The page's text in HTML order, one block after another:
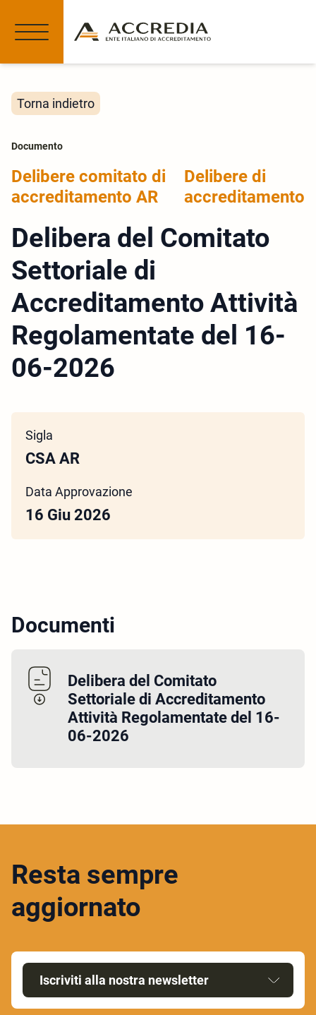
Torna indietro
Documento
Delibere comitato di
accreditamento AR
Delibere di
accreditamento
Delibera del Comitato
Settoriale di
Accreditamento Attività
Regolamentate del 16-
06-2026
Sigla
CSA AR
Data Approvazione
16 Giu 2026
Documenti
Delibera del Comitato
Settoriale di Accreditamento
Attività Regolamentate del 16-
06-2026
Resta sempre
aggiornato
Iscriviti alla nostra newsletter